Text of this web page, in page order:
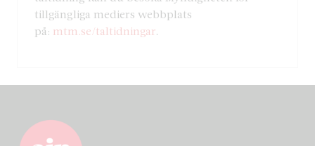
tillgängliga mediers webbplats
på: mtm.se/taltidningar.